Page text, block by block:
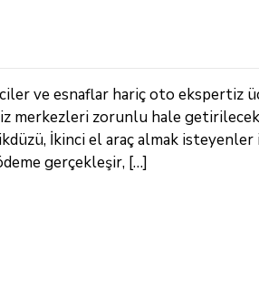
ve esnaflar hariç oto ekspertiz
merkezleri zorunlu hale
İkinci el araç almak
gerçekleşir, […]